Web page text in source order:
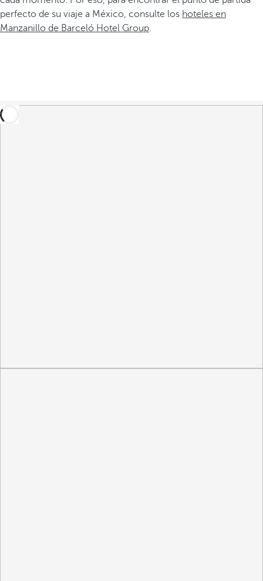
perfecto de su viaje a México, consulte los hoteles en
Manzanillo de Barceló Hotel Group.